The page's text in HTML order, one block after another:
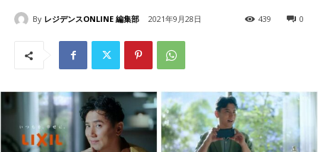
By レジデンスONLINE 編集部 2021年9月28日 0
439